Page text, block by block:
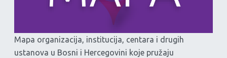
Mapa organizacija, institucija, centara i drugih
ustanova u Bosni i Hercegovini koje pružaju